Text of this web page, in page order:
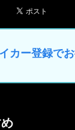
カー登録で